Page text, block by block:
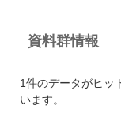
資料群情報
1件のデータがヒッ
います。